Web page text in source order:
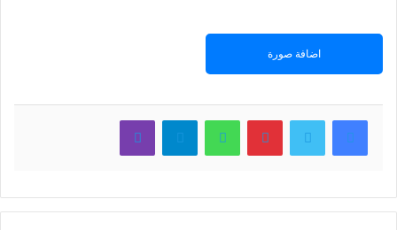
اضافة صورة
فيسبوكتويتر بينتيريستواتسابتيلقرام ڤايبر